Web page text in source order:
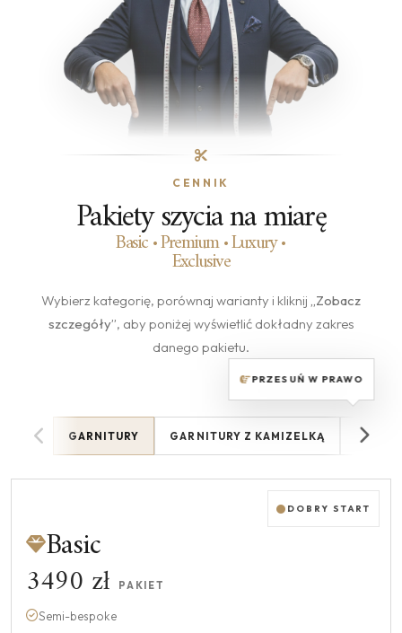
CENNIK
Pakiety szycia na miarę
Basic • Premium • Luxury •
Exclusive
Wybierz kategorię, porównaj warianty i kliknij „Zobacz
szczegóły”, aby poniżej wyświetlić dokładny zakres
danego pakietu.
GARNITURY GARNITURY Z KAMIZELKĄ
PRZESUŃ W PRAWO
DOBRY START
Basic
3490 zł PAKIET
Semi-bespoke